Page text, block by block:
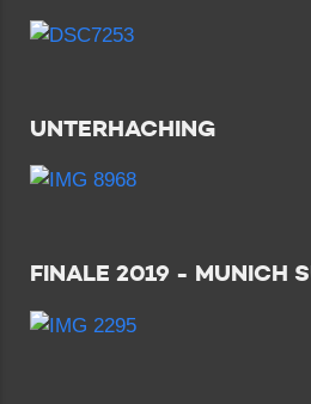
UNTERHACHING
FINALE 2019 - MUNICH